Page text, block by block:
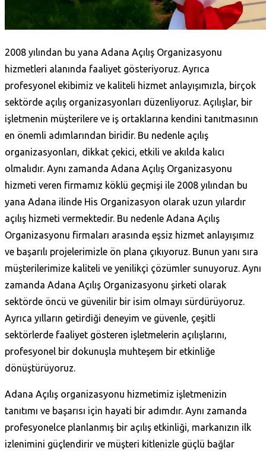
2008 yılından bu yana Adana Açılış Organizasyonu
hizmetleri alanında faaliyet gösteriyoruz. Ayrıca
profesyonel ekibimiz ve kaliteli hizmet anlayışımızla, birçok
sektörde açılış organizasyonları düzenliyoruz. Açılışlar, bir
işletmenin müşterilere ve iş ortaklarına kendini tanıtmasının
en önemli adımlarından biridir. Bu nedenle açılış
organizasyonları, dikkat çekici, etkili ve akılda kalıcı
olmalıdır. Aynı zamanda Adana Açılış Organizasyonu
hizmeti veren firmamız köklü geçmişi ile 2008 yılından bu
yana Adana ilinde His Organizasyon olarak uzun yılardır
açılış hizmeti vermektedir. Bu nedenle Adana Açılış
Organizasyonu firmaları arasında eşsiz hizmet anlayışımız
ve başarılı projelerimizle ön plana çıkıyoruz. Bunun yanı sıra
müşterilerimize kaliteli ve yenilikçi çözümler sunuyoruz. Aynı
zamanda Adana Açılış Organizasyonu şirketi olarak
sektörde öncü ve güvenilir bir isim olmayı sürdürüyoruz.
Ayrıca yılların getirdiği deneyim ve güvenle, çeşitli
sektörlerde faaliyet gösteren işletmelerin açılışlarını,
profesyonel bir dokunuşla muhteşem bir etkinliğe
dönüştürüyoruz.
Adana Açılış organizasyonu hizmetimiz işletmenizin
tanıtımı ve başarısı için hayati bir adımdır. Aynı zamanda
profesyonelce planlanmış bir açılış etkinliği, markanızın ilk
izlenimini güçlendirir ve müşteri kitlenizle güçlü bağlar